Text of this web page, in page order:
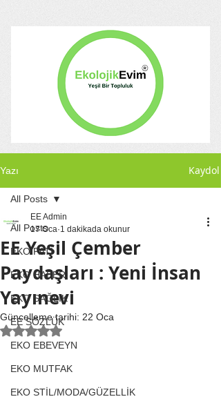
Yazı Kaydol
All Posts
EKO PATİ
EKO HABER
EKO SAĞLIK
EE SÖZLÜK
EKO EBEVEYN
EKO MUTFAK
EKO STİL/MODA/GÜZELLİK
All Posts
EE Yeşil Çember
Paydaşları : Yeni İnsan
Yayınevi
EE Admin
17 Oca 1 dakikada okunur
Güncelleme tarihi: 22 Oca
5 üzerinden NaN yıldız